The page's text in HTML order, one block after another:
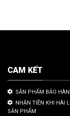
CAM KẾT
SẢN PHẨM BẢO
NHẬN TIỀN KHI HÀI
SẢN PHẨM